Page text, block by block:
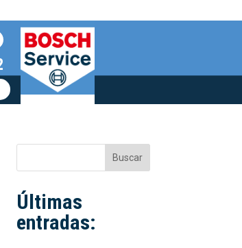
Buscar
Últimas
entradas: